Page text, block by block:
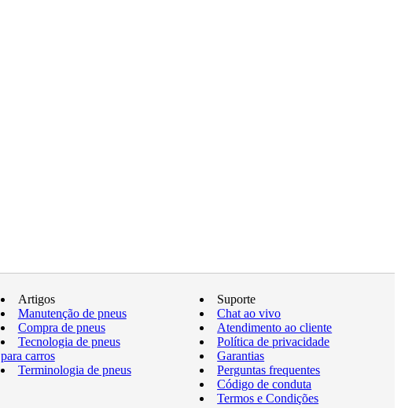
Artigos
Manutenção de pneus
Compra de pneus
Tecnologia de pneus
para carros
Terminologia de pneus
Suporte
Chat ao vivo
Atendimento ao cliente
Política de privacidade
Garantias
Perguntas frequentes
Código de conduta
Termos e Condições